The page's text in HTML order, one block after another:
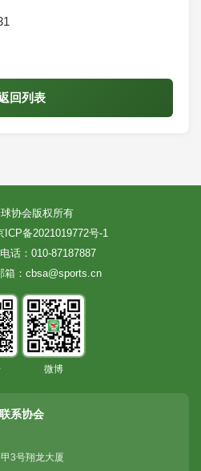
回列表
协会版权所有
ICP备2021019772号-1
话：010-87187887
箱：cbsa@sports.cn
微博
联系协会
3号翔龙大厦